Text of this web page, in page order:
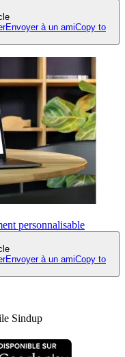
Envoyer à un amiCopy to
personnalisable
Envoyer à un amiCopy to
Sindup